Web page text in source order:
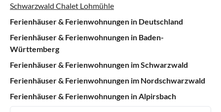
Schwarzwald Chalet Lohmühle
Ferienhäuser & Ferienwohnungen in Deutschland
Ferienhäuser & Ferienwohnungen in Baden-
Württemberg
Ferienhäuser & Ferienwohnungen im Schwarzwald
Ferienhäuser & Ferienwohnungen im Nordschwarzwald
Ferienhäuser & Ferienwohnungen in Alpirsbach